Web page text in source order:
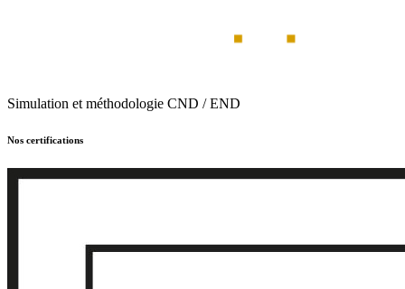
Simulation et méthodologie CND / END
Nos certifications